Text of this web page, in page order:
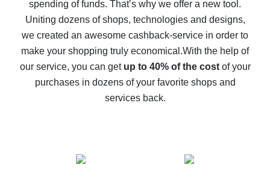
10% cash back on AliExpress - the impossible is
possible
The best cash back on AliExpress - how to find it
The best cash back service for AliExpress - let's
compare offers
spending of funds. That’s why we offer a new tool.
Uniting dozens of shops, technologies and designs,
we created an awesome cashback-service in order to
make your shopping truly economical.With the help of
our service, you can get up to 40% of the costof your
purchases in dozens of your favorite shops and
services back.